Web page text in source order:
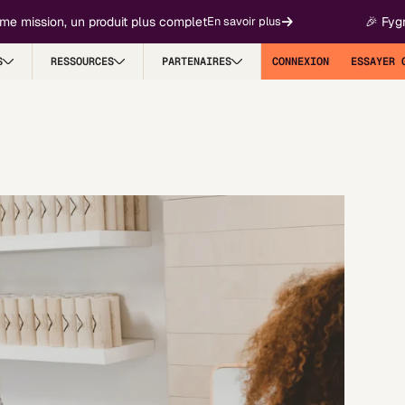
un produit plus completEn savoir plus 🎉 Fygr
RESSOURCES PARTENAIRES CONNEXION ESSAYER